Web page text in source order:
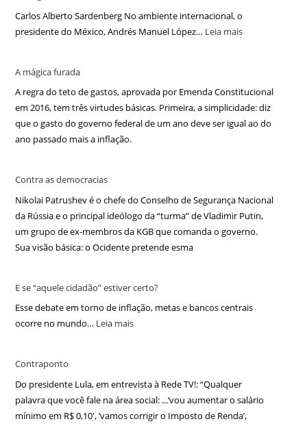
Carlos Alberto Sardenberg No ambiente internacional, o
presidente do México, Andrés Manuel López… Leia mais
A mágica furada
A regra do teto de gastos, aprovada por Emenda Constitucional
em 2016, tem três virtudes básicas. Primeira, a simplicidade: diz
que o gasto do governo federal de um ano deve ser igual ao do
ano passado mais a inflação.
Contra as democracias
Nikolai Patrushev é o chefe do Conselho de Segurança Nacional
da Rússia e o principal ideólogo da “turma” de Vladimir Putin,
um grupo de ex-membros da KGB que comanda o governo.
Sua visão básica: o Ocidente pretende esma
E se “aquele cidadão” estiver certo?
Esse debate em torno de inflação, metas e bancos centrais
ocorre no mundo… Leia mais
Contraponto
Do presidente Lula, em entrevista à Rede TV!: “Qualquer
palavra que você fale na área social: ...‘vou aumentar o salário
mínimo em R$ 0,10′, ‘vamos corrigir o Imposto de Renda’,